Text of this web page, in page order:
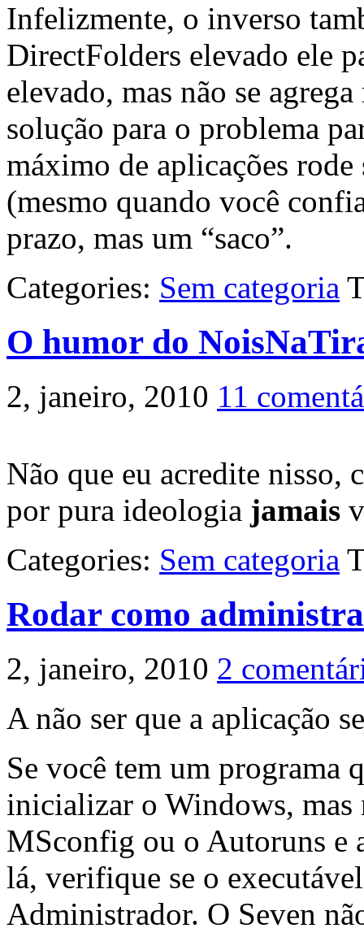
Infelizmente, o inverso
DirectFolders elevado ele
elevado, mas não se
solução para o problema
máximo de aplicações
(mesmo quando você
prazo, mas um “saco”.
Categories: Sem categoria
O humor do
2, janeiro, 2010 11
Não que eu acredite nisso,
por pura ideologia jamais
Categories: Sem categoria
Rodar como
2, janeiro, 2010 2
A não ser que a aplicação
Se você tem um programa
inicializar o Windows, mas
MSconfig ou o Autoruns e
lá, verifique se o
Administrador. O Seven